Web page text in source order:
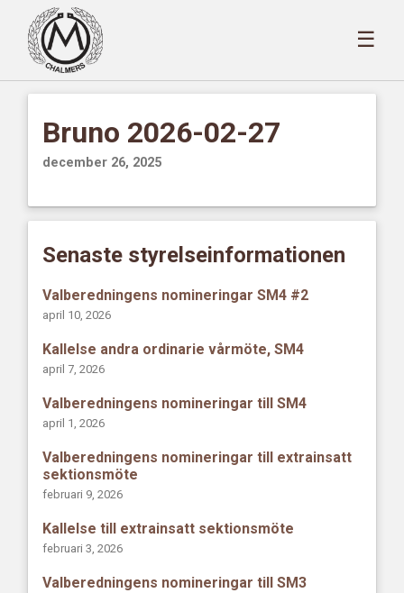
☰
Bruno 2026-02-27
december 26, 2025
Senaste styrelseinformationen
Valberedningens nomineringar SM4 #2
april 10, 2026
Kallelse andra ordinarie vårmöte, SM4
april 7, 2026
Valberedningens nomineringar till SM4
april 1, 2026
Valberedningens nomineringar till extrainsatt
sektionsmöte
februari 9, 2026
Kallelse till extrainsatt sektionsmöte
februari 3, 2026
Valberedningens nomineringar till SM3